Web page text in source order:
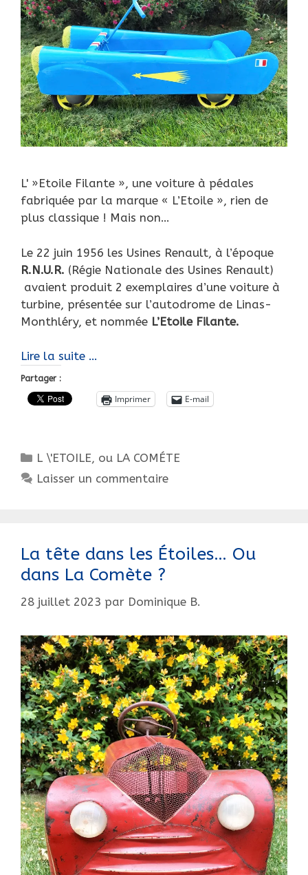
L' »Etoile Filante », une voiture à pédales
fabriquée par la marque « L’Etoile », rien de
plus classique ! Mais non…
Le 22 juin 1956 les Usines Renault, à l’époque
R.N.U.R. (Régie Nationale des Usines Renault)
avaient produit 2 exemplaires d’une voiture à
turbine, présentée sur l’autodrome de Linas-
Monthléry, et nommée L’Etoile Filante.
Lire la suite …
Comète…
L’Étoile
Partager :
Imprimer E-mail
Catégories
L \'ETOILE, ou LA COMÉTE
Laisser un commentaire
La tête dans les Étoiles… Ou
dans La Comète ?
28 juillet 2023 par Dominique B.